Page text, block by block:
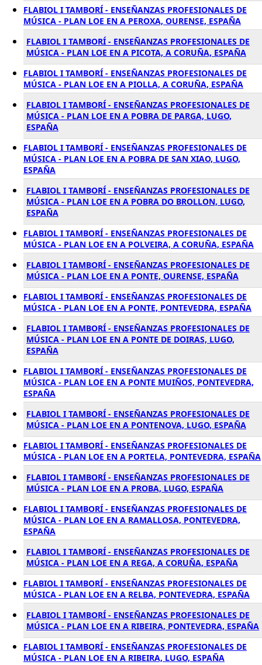
FLABIOL I TAMBORÍ - ENSEÑANZAS PROFESIONALES DE
MÚSICA - PLAN LOE EN A PEROXA, OURENSE, ESPAÑA
FLABIOL I TAMBORÍ - ENSEÑANZAS PROFESIONALES DE
MÚSICA - PLAN LOE EN A PICOTA, A CORUÑA, ESPAÑA
FLABIOL I TAMBORÍ - ENSEÑANZAS PROFESIONALES DE
MÚSICA - PLAN LOE EN A PIOLLA, A CORUÑA, ESPAÑA
FLABIOL I TAMBORÍ - ENSEÑANZAS PROFESIONALES DE
MÚSICA - PLAN LOE EN A POBRA DE PARGA, LUGO,
ESPAÑA
FLABIOL I TAMBORÍ - ENSEÑANZAS PROFESIONALES DE
MÚSICA - PLAN LOE EN A POBRA DE SAN XIAO, LUGO,
ESPAÑA
FLABIOL I TAMBORÍ - ENSEÑANZAS PROFESIONALES DE
MÚSICA - PLAN LOE EN A POBRA DO BROLLON, LUGO,
ESPAÑA
FLABIOL I TAMBORÍ - ENSEÑANZAS PROFESIONALES DE
MÚSICA - PLAN LOE EN A POLVEIRA, A CORUÑA, ESPAÑA
FLABIOL I TAMBORÍ - ENSEÑANZAS PROFESIONALES DE
MÚSICA - PLAN LOE EN A PONTE, OURENSE, ESPAÑA
FLABIOL I TAMBORÍ - ENSEÑANZAS PROFESIONALES DE
MÚSICA - PLAN LOE EN A PONTE, PONTEVEDRA, ESPAÑA
FLABIOL I TAMBORÍ - ENSEÑANZAS PROFESIONALES DE
MÚSICA - PLAN LOE EN A PONTE DE DOIRAS, LUGO,
ESPAÑA
FLABIOL I TAMBORÍ - ENSEÑANZAS PROFESIONALES DE
MÚSICA - PLAN LOE EN A PONTE MUIÑOS, PONTEVEDRA,
ESPAÑA
FLABIOL I TAMBORÍ - ENSEÑANZAS PROFESIONALES DE
MÚSICA - PLAN LOE EN A PONTENOVA, LUGO, ESPAÑA
FLABIOL I TAMBORÍ - ENSEÑANZAS PROFESIONALES DE
MÚSICA - PLAN LOE EN A PORTELA, PONTEVEDRA, ESPAÑA
FLABIOL I TAMBORÍ - ENSEÑANZAS PROFESIONALES DE
MÚSICA - PLAN LOE EN A PROBA, LUGO, ESPAÑA
FLABIOL I TAMBORÍ - ENSEÑANZAS PROFESIONALES DE
MÚSICA - PLAN LOE EN A RAMALLOSA, PONTEVEDRA,
ESPAÑA
FLABIOL I TAMBORÍ - ENSEÑANZAS PROFESIONALES DE
MÚSICA - PLAN LOE EN A REGA, A CORUÑA, ESPAÑA
FLABIOL I TAMBORÍ - ENSEÑANZAS PROFESIONALES DE
MÚSICA - PLAN LOE EN A RELBA, PONTEVEDRA, ESPAÑA
FLABIOL I TAMBORÍ - ENSEÑANZAS PROFESIONALES DE
MÚSICA - PLAN LOE EN A RIBEIRA, PONTEVEDRA, ESPAÑA
FLABIOL I TAMBORÍ - ENSEÑANZAS PROFESIONALES DE
MÚSICA - PLAN LOE EN A RIBEIRA, LUGO, ESPAÑA